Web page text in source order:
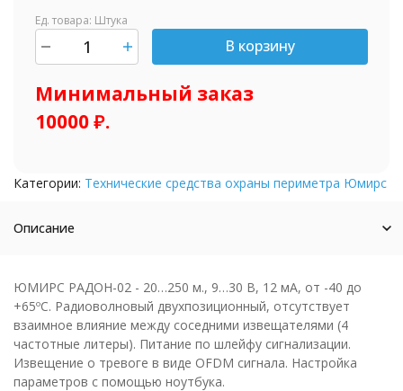
Ед. товара: Штука
В корзину
Минимальный заказ
10000 ₽.
Категории: Технические средства охраны периметра Юмирс
Описание
ЮМИРС РАДОН-02 - 20…250 м., 9…30 В, 12 мА, от -40 до
+65ºС. Радиоволновый двухпозиционный, отсутствует
взаимное влияние между соседними извещателями (4
частотные литеры). Питание по шлейфу сигнализации.
Извещение о тревоге в виде OFDM сигнала. Настройка
параметров с помощью ноутбука.